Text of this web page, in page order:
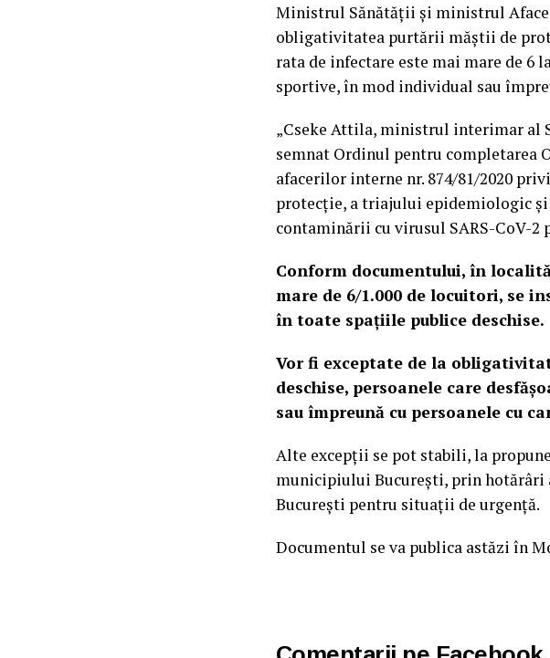
Ministrul Sănătății și ministrul
obligativitatea purtării măștii de
rata de infectare este mai mare de 6
sportive, în mod individual sau
„Cseke Attila, ministrul interimar al
semnat Ordinul pentru
afacerilor interne nr. 874/81/2020
protecţie, a triajului epidemiologic
contaminării cu virusul SARS-CoV-2
Conform documentului, în
mare de 6/1.000 de locuitori, se
în toate spațiile publice deschise.
Vor fi exceptate de la
deschise, persoanele care
sau împreună cu persoanele cu
Alte excepții se pot stabili, la
municipiului Bucureşti, prin
Bucureşti pentru situaţii de urgenţă.
Documentul se va publica astăzi în